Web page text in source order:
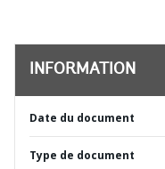
INFORMATION
Date du document
Type de document